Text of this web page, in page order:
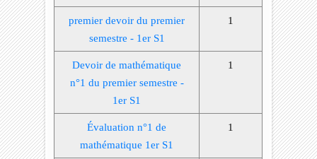
premier devoir du premier
semestre - 1er S1
1
Devoir de mathématique
n°1 du premier semestre -
1er S1
1
Évaluation n°1 de
mathématique 1er S1
1